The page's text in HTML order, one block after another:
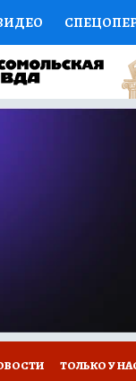
НАУКА
ТОЛЬКО У